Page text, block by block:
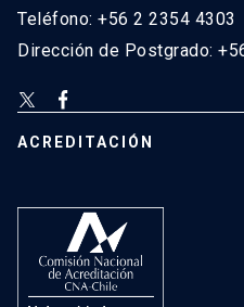
Teléfono: +56 2 2354 4303
Dirección de Postgrado:
ACREDITACIÓN